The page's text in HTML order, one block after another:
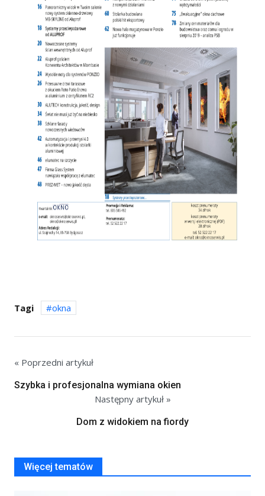
Tagi okna
« Poprzedni artykuł
Szybka i profesjonalna wymiana okien
Następny artykuł »
Dom z widokiem na fiordy
Więcej tematów